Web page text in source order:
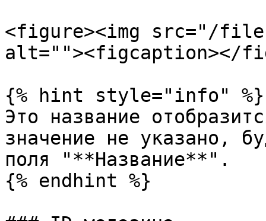
<figure><img src="/files/
alt=""><figcaption></
{% hint style="info" %}
Это название
значение не указано,
поля "**Название**".
{% endhint %}